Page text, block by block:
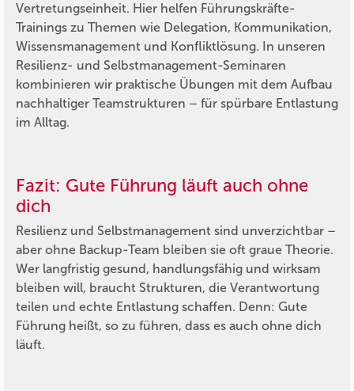
Vertretungseinheit. Hier helfen Führungskräfte-
Trainings zu Themen wie Delegation, Kommunikation,
Wissensmanagement und Konfliktlösung. In unseren
Resilienz- und Selbstmanagement-Seminaren
kombinieren wir praktische Übungen mit dem Aufbau
nachhaltiger Teamstrukturen – für spürbare Entlastung
im Alltag.
Fazit: Gute Führung läuft auch ohne
dich
Resilienz und Selbstmanagement sind unverzichtbar –
aber ohne Backup-Team bleiben sie oft graue Theorie.
Wer langfristig gesund, handlungsfähig und wirksam
bleiben will, braucht Strukturen, die Verantwortung
teilen und echte Entlastung schaffen. Denn: Gute
Führung heißt, so zu führen, dass es auch ohne dich
läuft.